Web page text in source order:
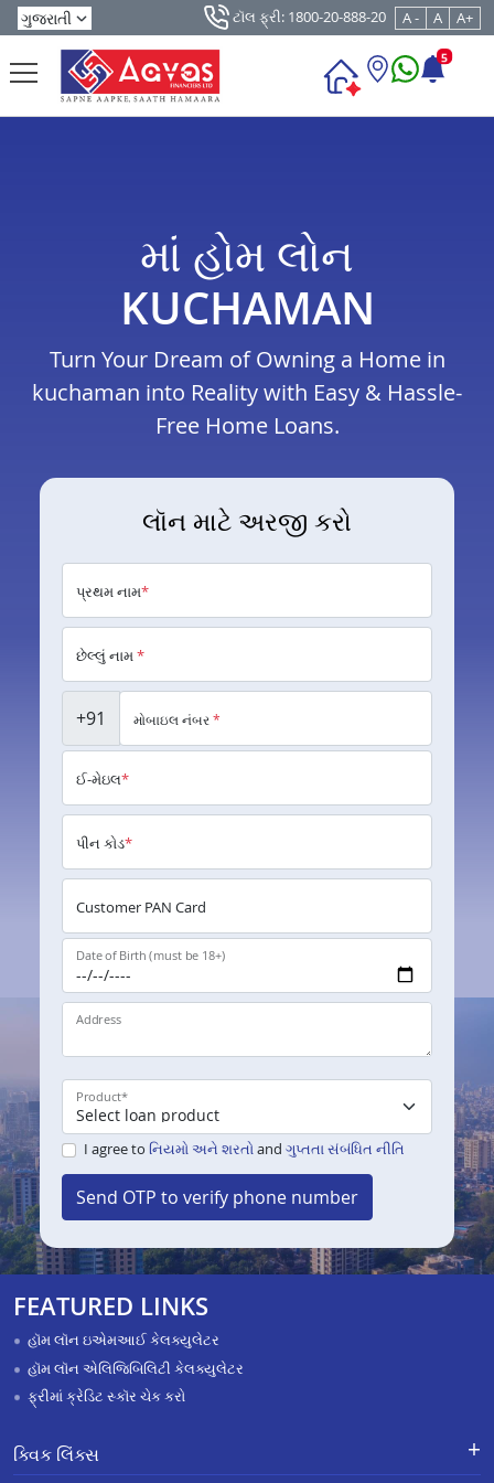
ટૉલ ફ્રી: 1800-20-888-20 A - A A+
5
માં હોમ લોન
KUCHAMAN
Turn Your Dream of Owning a Home in
kuchaman into Reality with Easy & Hassle-
Free Home Loans.
લૉન માટે અરજી કરો
પ્રથમ નામ*
છેલ્લું નામ*
+91 મોબાઇલ નંબર*
ઈ-મેઇલ*
પીન કોડ*
Customer PAN Card
Date of Birth (must be 18+)
Address
Product*
I agree to નિયમો અને શરતોand ગુપ્તતા સંબંધિત નીતિ
Send OTP to verify phone number
FEATURED LINKS
હૉમ લૉન ઇએમઆઈ કેલક્યુલેટર
હૉમ લૉન એલિજિબિલિટી કેલક્યુલેટર
ફ્રીમાં ક્રેડિટ સ્કૉર ચેક કરો
ક્વિક લિંક્સ